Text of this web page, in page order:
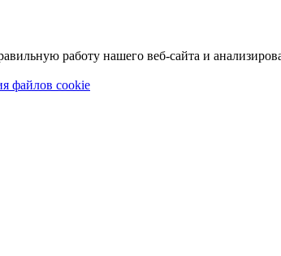
работу нашего веб-сайта и
файлов cookie